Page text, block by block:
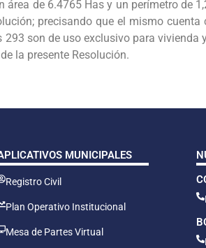
área de 6.4765 Has y un perímetro de
precisando que el mismo
son de uso exclusivo para
la presente Resolución.
MUNICIPALES
Registro Civil
Plan Operativo Institucional
Mesa de Partes Virtual